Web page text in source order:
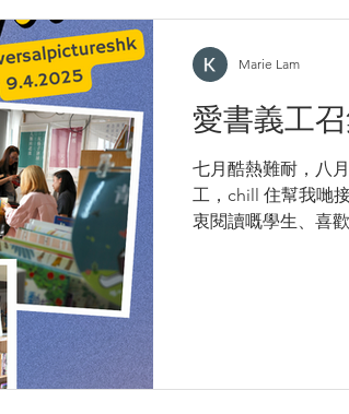
愛書義工
七月酷熱難耐，八
工，chill 住幫我哋
衷閱讀嘅學生、喜
Marie Lam